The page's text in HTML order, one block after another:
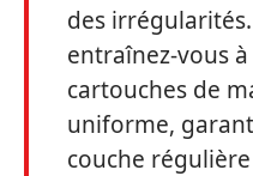
des
entraînez-vous
cartouches de
uniforme,
couche